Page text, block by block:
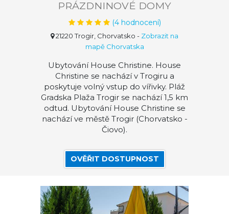
PRÁZDNINOVÉ DOMY
(4hodnocení)
21220 Trogir, Chorvatsko - Zobrazit na
mapě Chorvatska
Ubytování House Christine. House
Christine se nachází v Trogiru a
poskytuje volný vstup do vířivky. Pláž
Gradska Plaža Trogir se nachází 1,5 km
odtud. Ubytování House Christine se
nachází ve městě Trogir (Chorvatsko -
Čiovo).
OVĚŘIT DOSTUPNOST